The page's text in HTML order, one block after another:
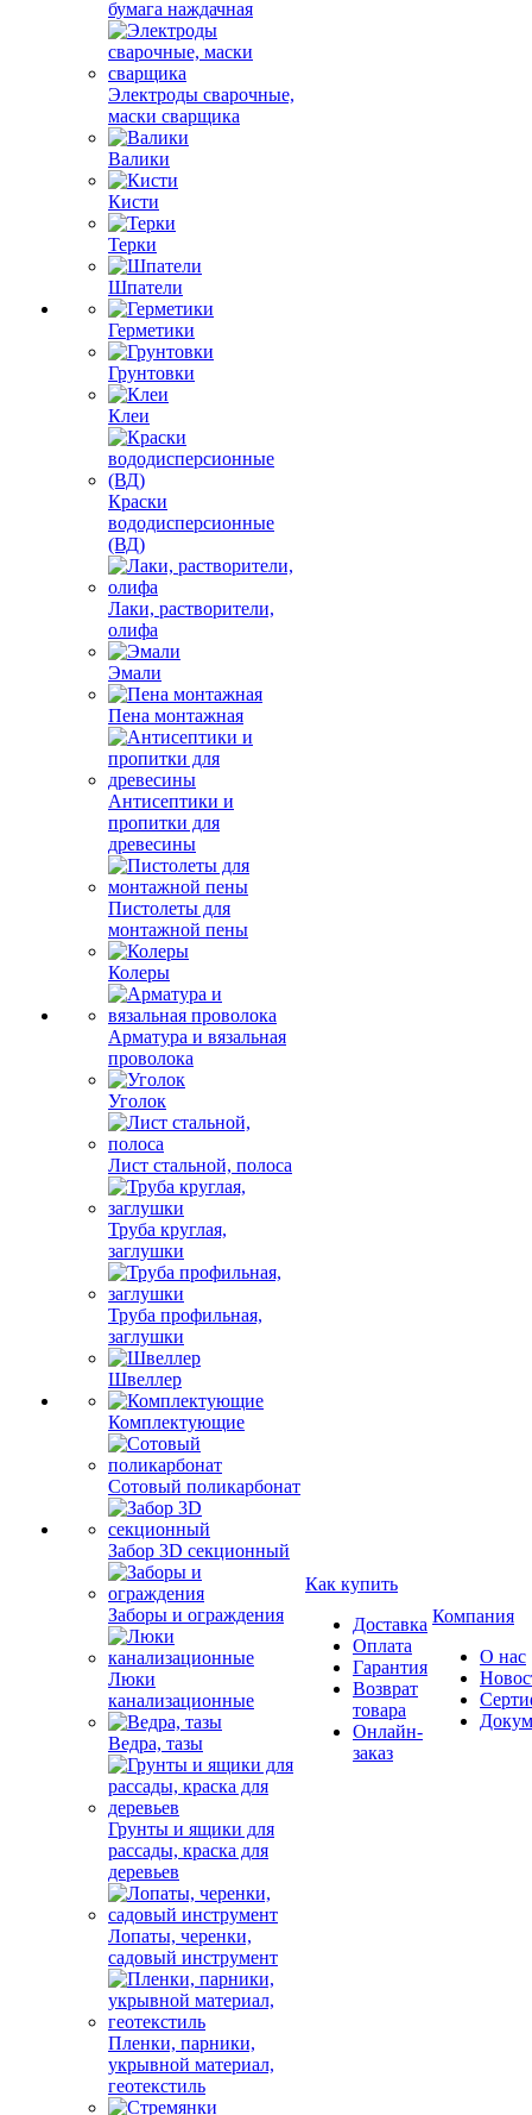
бумага наждачная
Электроды сварочные,
маски сварщика
Валики
Кисти
Терки
Шпатели
Герметики
Грунтовки
Клеи
Краски
вододисперсионные
(ВД)
Лаки, растворители,
олифа
Эмали
Пена монтажная
Антисептики и
пропитки для
древесины
Пистолеты для
монтажной пены
Колеры
Арматура и вязальная
проволока
Уголок
Лист стальной, полоса
Труба круглая,
заглушки
Труба профильная,
заглушки
Швеллер
Комплектующие
Сотовый поликарбонат
Забор 3D секционный
Заборы и ограждения
Люки
канализационные
Ведра, тазы
Грунты и ящики для
рассады, краска для
деревьев
Лопаты, черенки,
садовый инструмент
Пленки, парники,
укрывной материал,
геотекстиль
Как купить
Доставка
Оплата
Гарантия
Возврат
товара
Онлайн-
заказ
Компания
О нас